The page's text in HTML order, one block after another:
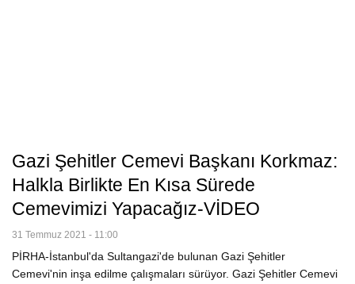
Gazi Şehitler Cemevi Başkanı Korkmaz:
Halkla Birlikte En Kısa Sürede
Cemevimizi Yapacağız-VİDEO
31 Temmuz 2021 - 11:00
PİRHA-İstanbul'da Sultangazi'de bulunan Gazi Şehitler
Cemevi'nin inşa edilme çalışmaları sürüyor. Gazi Şehitler Cemevi